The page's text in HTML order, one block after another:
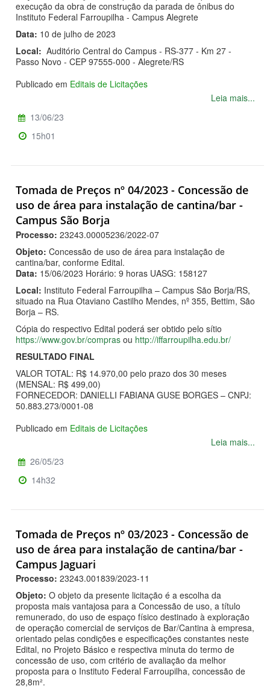
execução da obra de construção da parada de ônibus do
Instituto Federal Farroupilha - Campus Alegrete
Data: 10 de julho de 2023
Local: Auditório Central do Campus - RS-377 - Km 27 -
Passo Novo - CEP 97555-000 - Alegrete/RS
Publicado em Editais de Licitações
Leia mais...
13/06/23
15h01
Tomada de Preços nº 04/2023 - Concessão de
uso de área para instalação de cantina/bar -
Campus São Borja
Processo: 23243.00005236/2022-07
Objeto: Concessão de uso de área para instalação de
cantina/bar, conforme Edital.
Data: 15/06/2023 Horário: 9 horas UASG: 158127
Local: Instituto Federal Farroupilha – Campus São Borja/RS,
situado na Rua Otaviano Castilho Mendes, nº 355, Bettim, São
Borja – RS.
Cópia do respectivo Edital poderá ser obtido pelo sítio
https://www.gov.br/compras ou http://iffarroupilha.edu.br/
RESULTADO FINAL
VALOR TOTAL: R$ 14.970,00 pelo prazo dos 30 meses
(MENSAL: R$ 499,00)
FORNECEDOR: DANIELLI FABIANA GUSE BORGES – CNPJ:
50.883.273/0001-08
Publicado em Editais de Licitações
Leia mais...
26/05/23
14h32
Tomada de Preços nº 03/2023 - Concessão de
uso de área para instalação de cantina/bar -
Campus Jaguari
Processo: 23243.001839/2023-11
Objeto: O objeto da presente licitação é a escolha da
proposta mais vantajosa para a Concessão de uso, a título
remunerado, do uso de espaço físico destinado à exploração
de operação comercial de serviços de Bar/Cantina à empresa,
orientado pelas condições e especificações constantes neste
Edital, no Projeto Básico e respectiva minuta do termo de
concessão de uso, com critério de avaliação da melhor
proposta para o Instituto Federal Farroupilha, concessão de
28,8m².